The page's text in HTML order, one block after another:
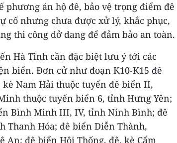
án hộ đê, bảo vệ trọng điểm đê
cố nhưng chưa được xử lý, khắc phục,
thi công dở dang để đảm bảo an toàn.
Hà Tĩnh cần đặc biệt lưu ý tới các
biển. Đơn cử như đoạn K10-K15 đê
Nam Hải thuộc tuyến đê biển II,
thuộc tuyến biển 6, tỉnh Hưng Yên;
Bình Minh III, IV, tỉnh Ninh Bình; đê
Thanh Hóa; đê biển Diễn Thành,
An; đê biển Hội Thống, đê, kè Cẩm